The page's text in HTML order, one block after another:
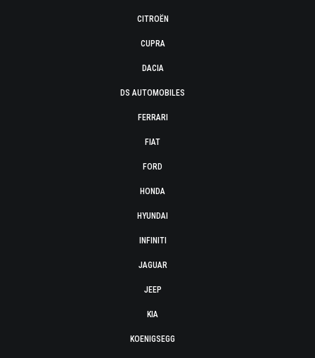
CITROËN
CUPRA
DACIA
DS AUTOMOBILES
FERRARI
FIAT
FORD
HONDA
HYUNDAI
INFINITI
JAGUAR
JEEP
KIA
KOENIGSEGG